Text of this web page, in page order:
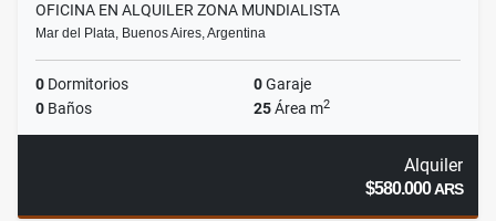
OFICINA EN ALQUILER ZONA MUNDIALISTA
Mar del Plata, Buenos Aires, Argentina
0 Dormitorios 0Garaje
0 Baños 25Área m2
Alquiler
$580.000ARS